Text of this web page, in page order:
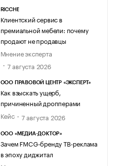
RICCHE
Клиентский сервис в
премиальной мебели: почему
продают не продавцы
Мнение эксперта
7 августа 2026
ООО ПРАВОВОЙ ЦЕНТР «ЭКСПЕРТ»
Как взыскать ущерб,
причиненный дропперами
Кейс
7 августа 2026
ООО «МЕДИА-ДОКТОР»
Зачем FMCG-бренду ТВ-реклама
в эпоху диджитал